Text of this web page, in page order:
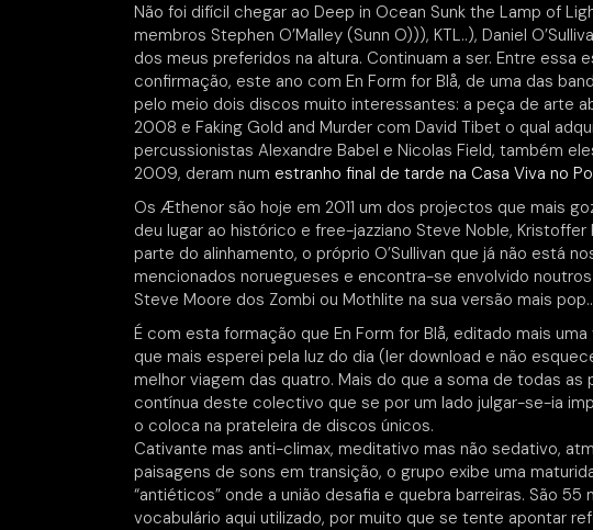
Não foi difícil chegar ao Deep in Ocean Sunk the Lamp of
membros Stephen O’Malley (Sunn O))), KTL..), Daniel
dos meus preferidos na altura. Continuam a ser. Entre essa
confirmação, este ano com En Form for Blå, de uma das
pelo meio dois discos muito interessantes: a peça de arte
2008 e Faking Gold and Murder com David Tibet o qual
percussionistas Alexandre Babel e Nicolas Field, também
2009, deram num estranho final de tarde na Casa Viva no
Os Æthenor são hoje em 2011 um dos projectos que mais
deu lugar ao histórico e free-jazziano Steve Noble,
parte do alinhamento, o próprio O’Sullivan que já não está
mencionados noruegueses e encontra-se envolvido
Steve Moore dos Zombi ou Mothlite na sua versão mais
É com esta formação que En Form for Blå, editado mais
que mais esperei pela luz do dia (ler download e não
melhor viagem das quatro. Mais do que a soma de todas
contínua deste colectivo que se por um lado julgar-se-ia
o coloca na prateleira de discos únicos.
Cativante mas anti-climax, meditativo mas não sedativo,
paisagens de sons em transição, o grupo exibe uma
“antiéticos” onde a união desafia e quebra barreiras. São
vocabulário aqui utilizado, por muito que se tente apontar